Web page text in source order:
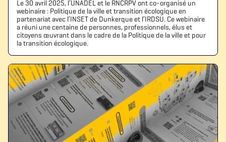
Le 30 avril 2025, l’UNADEL et le RNCRPV ont co-organisé un
webinaire : Politique de la ville et transition écologique en
partenariat avec l’INSET de Dunkerque et l’IRDSU. Ce webinaire
a réuni une centaine de personnes, professionnels, élus et
citoyens œuvrant dans le cadre de la Politique de la ville et pour
la transition écologique.